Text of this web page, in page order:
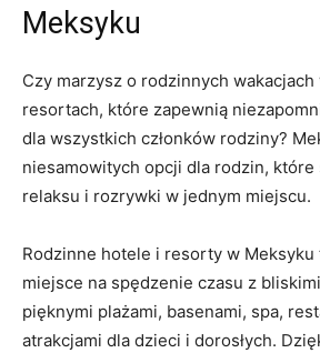
Meksyku
Czy marzysz o rodzinnych
resortach, które zapewnią
dla wszystkich członków rodziny?
niesamowitych opcji dla rodzin,
relaksu i rozrywki w jednym miejscu.
Rodzinne hotele i resorty w Meksyku
miejsce na spędzenie czasu z
pięknymi plażami, basenami, spa,
atrakcjami dla dzieci i dorosłych.